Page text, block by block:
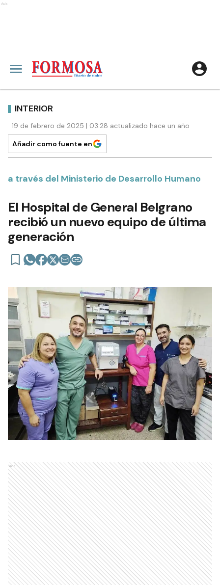
Ads
INTERIOR
19 de febrero de 2025 | 03:28 actualizado hace un año
Añadir como fuente en
a través del Ministerio de Desarrollo Humano
El Hospital de General Belgrano
recibió un nuevo equipo de última
generación
Ads